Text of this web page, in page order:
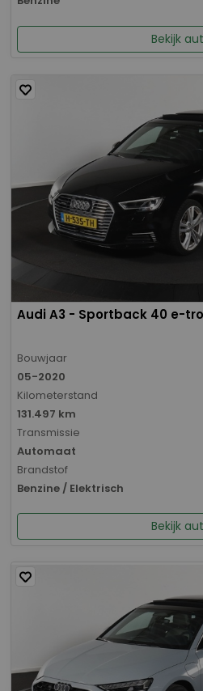
Bekijk
Audi A3 - Sportback 40 e-
Bouwjaar
05-2020
Kilometerstand
131.497 km
Transmissie
Automaat
Brandstof
Benzine / Elektrisch
Bekijk